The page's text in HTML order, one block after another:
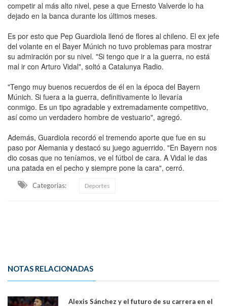
competir al más alto nivel, pese a que Ernesto Valverde lo ha
dejado en la banca durante los últimos meses.
Es por esto que Pep Guardiola llenó de flores al chileno. El ex jefe
del volante en el Bayer Múnich no tuvo problemas para mostrar
su admiración por su nivel. "Si tengo que ir a la guerra, no está
mal ir con Arturo Vidal", soltó a Catalunya Radio.
"Tengo muy buenos recuerdos de él en la época del Bayern
Múnich. Si fuera a la guerra, definitivamente lo llevaría
conmigo. Es un tipo agradable y extremadamente competitivo,
así como un verdadero hombre de vestuario", agregó.
Además, Guardiola recordó el tremendo aporte que fue en su
paso por Alemania y destacó su juego aguerrido. "En Bayern nos
dio cosas que no teníamos, ve el fútbol de cara. A Vidal le das
una patada en el pecho y siempre pone la cara", cerró.
Categorias: Deportes
NOTAS RELACIONADAS
Alexis Sánchez y el futuro de su carrera en el